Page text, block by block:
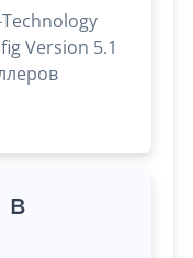
Version 5.1
в